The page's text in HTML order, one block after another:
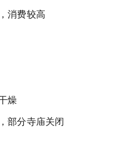
消费较高
燥
部分寺庙关闭